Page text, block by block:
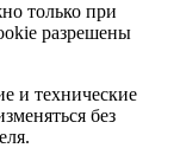
только при
разрешены
и технические
без